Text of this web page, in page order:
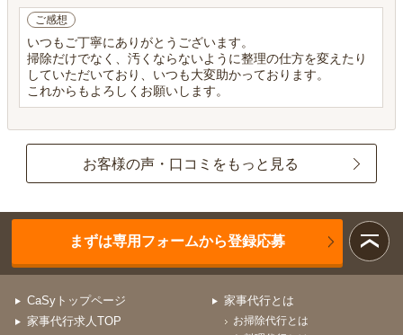
ご感想
いつもご丁寧にありがとうございます。
掃除だけでなく、汚くならないように整理の仕方を変えたり
していただいており、いつも大変助かっております。
これからもよろしくお願いします。
お客様の声・口コミをもっと見る
まずは専用フォームから登録応募
CaSyトップページ
家事代行求人TOP
家事代行とは
お掃除代行とは